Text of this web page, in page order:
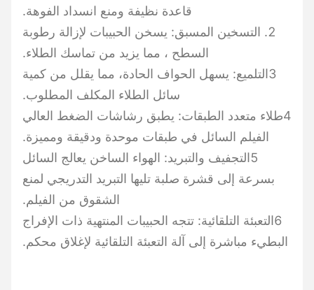
قاعدة نظيفة ومنع انسداد الفوهة.
2. التسخين المسبق: يسخن الحبيبات لإزالة رطوبة
السطح ، مما يزيد من تماسك الطلاء.
3التلميع: يسهل الحواف الحادة، مما يقلل من كمية
سائل الطلاء المكلف المطلوب.
4طلاء متعدد الطبقات: يطبق رشاشات الضغط العالي
الفيلم السائل في طبقات موحدة ودقيقة ومميزة.
5التجفيف والتبريد: الهواء الساخن يعالج السائل
بسرعة إلى قشرة صلبة تليها التبريد التدريجي لمنع
الشقوق من الفيلم.
6التعبئة التلقائية: تتجه الحبيبات المنتهية ذات الإفراج
البطيء مباشرة إلى آلة التعبئة التلقائية لإغلاق محكم.